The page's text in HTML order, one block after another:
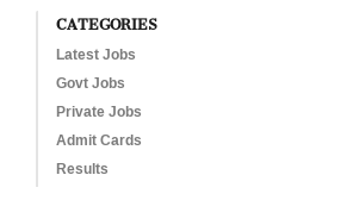
CATEGORIES
Latest Jobs
Govt Jobs
Private Jobs
Admit Cards
Results